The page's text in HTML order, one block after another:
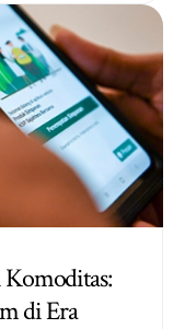
di Era